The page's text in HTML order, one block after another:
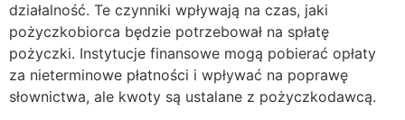
działalność. Te czynniki wpływają na czas, jaki
pożyczkobiorca będzie potrzebował na spłatę
pożyczki. Instytucje finansowe mogą pobierać opłaty
za nieterminowe płatności i wpływać na poprawę
słownictwa, ale kwoty są ustalane z pożyczkodawcą.